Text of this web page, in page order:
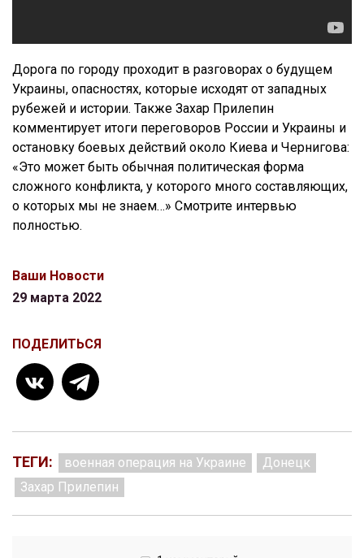
Дорога по городу проходит в разговорах о будущем
Украины, опасностях, которые исходят от западных
рубежей и истории. Также Захар Прилепин
комментирует итоги переговоров России и Украины и
остановку боевых действий около Киева и Чернигова:
«Это может быть обычная политическая форма
сложного конфликта, у которого много составляющих,
о которых мы не знаем…» Смотрите интервью
полностью.
Ваши Новости
29 марта 2022
ПОДЕЛИТЬСЯ
ТЕГИ: военная операция на Украине
Донецк
Захар Прилепин